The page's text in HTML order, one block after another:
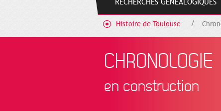
RECHERCHES GÉNÉALOGIQUES
Histoire de Toulouse
CHRONOLOGIE
en construction